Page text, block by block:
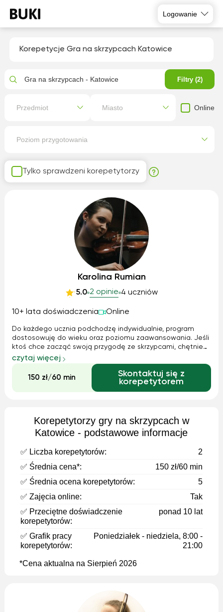
Logowanie
Korepetycje Gra na skrzypcach Katowice
Tylko sprawdzeni korepetytorzy
Karolina Rumian
5.0 2 opinie 4 uczniów
10+ lata doświadczenia Online
Do każdego ucznia podchodzę indywidualnie, program
dostosowuję do wieku oraz poziomu zaawansowania. Jeśli
ktoś chce zacząć swoją przygodę ze skrzypcami, chętnie
pomogę znaleźć i wypożyczyć instrument. Wspólnie
poznamy skrzypce i znajdziemy odpowiednią drogę
nauczania, która przyniesie jak najlepsz...
czytaj więcej
150 zł/60 min
Skontaktuj się z
korepetytorem
Korepetytorzy gry na skrzypcach w
Katowice - podstawowe informacje
✅ Liczba korepetytorów:
2
✅ Średnia cena*:
150 zł/60 min
✅ Średnia ocena korepetytorów:
5
✅ Zajęcia online:
Tak
✅ Przeciętne doświadczenie
korepetytorów:
ponad 10 lat
✅ Grafik pracy
korepetytorów:
Poniedziałek - niedziela, 8:00 -
21:00
*Cena aktualna na Sierpień 2026
Gra na skrzypcach - Katowice Filtry (2)
Przedmiot Miasto Online
Poziom przygotowania